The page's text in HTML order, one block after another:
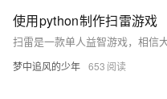
使用python制作扫雷游戏
梦中追风的少年 653